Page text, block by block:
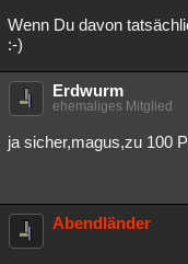
Wenn Du davon
:-)
Erdwurm
ehemaliges Mitglied
ja sicher,magus,zu 100
Abendländer